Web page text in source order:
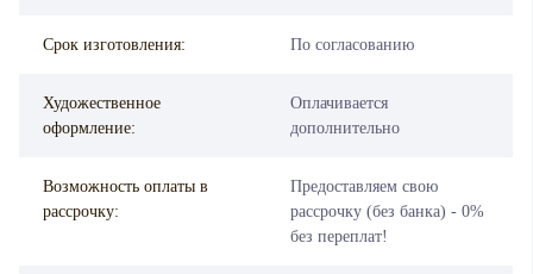
Срок изготовления: По согласованию
Художественное
оформление:
Оплачивается
дополнительно
Возможность оплаты в
рассрочку:
Предоставляем свою
рассрочку (без банка) - 0%
без переплат!